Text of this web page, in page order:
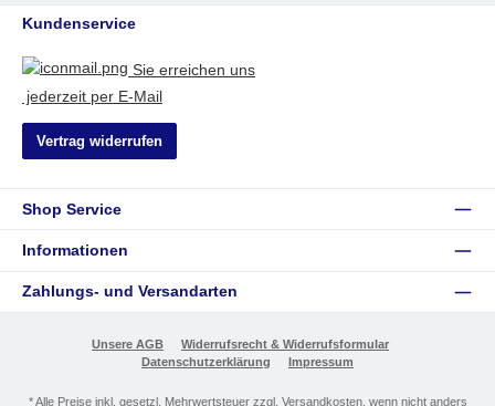
Kundenservice
Sie erreichen uns
jederzeit per E-Mail
Vertrag widerrufen
Shop Service
Informationen
Zahlungs- und Versandarten
Unsere AGB
Widerrufsrecht & Widerrufsformular
Datenschutzerklärung
Impressum
* Alle Preise inkl. gesetzl. Mehrwertsteuer zzgl. Versandkosten, wenn nicht anders